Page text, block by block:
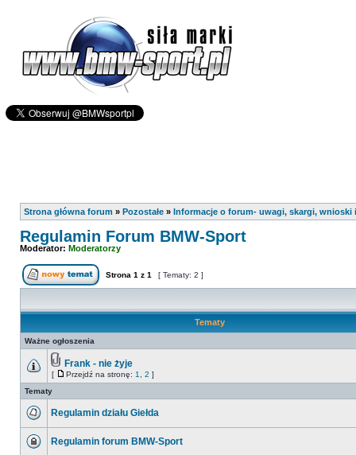
Strona główna forum » Pozostałe » Informacje o forum- uwagi, skargi, wnioski
Regulamin Forum BMW-Sport
Moderator: Moderatorzy
Strona 1 z 1 [ Tematy: 2 ]
Tematy
Ważne ogłoszenia
Frank - nie żyje
[ Przejdź na stronę: 1 2 ]
Tematy
Regulamin działu Giełda
Regulamin forum BMW-Sport